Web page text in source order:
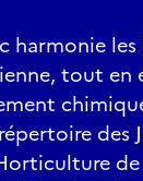
harmonie
tout en
des
de